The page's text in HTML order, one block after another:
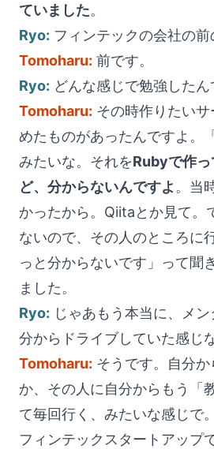
ていました。
Ryo: フィンテックの会社の前
Tomoharu: 前です。
Ryo: どんな感じで勉強したん
Tomoharu: その時作りたい
めたものがあったんですよ。
みたいな。それをRubyで作
ど、分からないんですよ 。当
かったから。Qiitaとか見て。
ないので、その人のところに
っと分からないです」って聞
ました。
Ryo: じゃあもう本当に、メ
分からドライブしていた感じ
Tomoharu: そうです。自分
か、その人に自分からもう「
て毎回行く、みたいな感じで。
フィンテックスタートアップ